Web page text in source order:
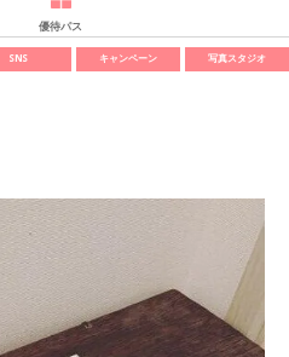
優待パス
SNS キャンペーン 写真スタジオ